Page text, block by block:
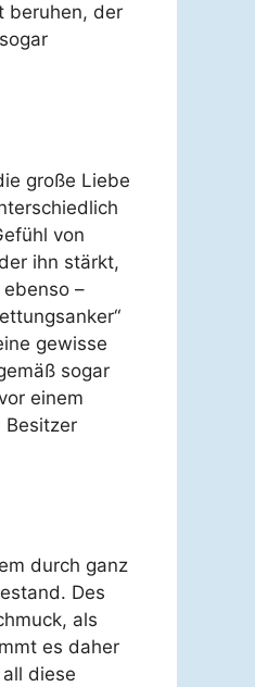
beruhen, der
große Liebe
von
ihn stärkt,
–
gewisse
sogar
einem
Besitzer
durch ganz
Des
als
es daher
diese